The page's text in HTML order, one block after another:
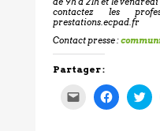
de 9h à 21h et le
contactez les
prestations.ecpad.fr
Contact presse :
Partager :
Cliquez
pour
envoyer
Cliquez
pour
partager